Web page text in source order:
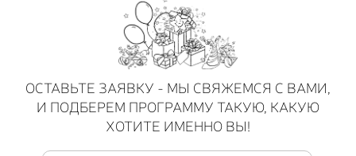
ОСТАВЬТЕ ЗАЯВКУ - МЫ СВЯЖЕМСЯ С ВАМИ,
И ПОДБЕРЕМ ПРОГРАММУ ТАКУЮ, КАКУЮ
ХОТИТЕ ИМЕННО ВЫ!